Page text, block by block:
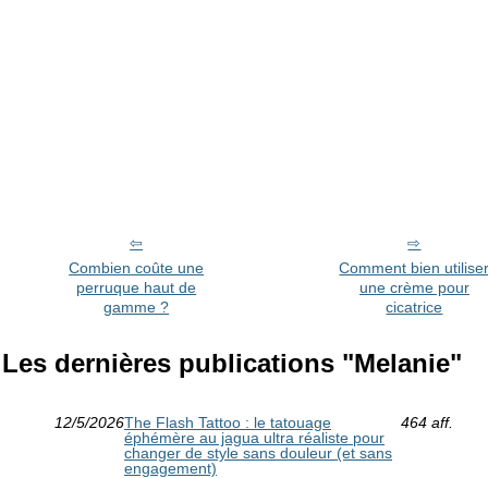
Combien coûte une
perruque haut de
gamme ?
Comment bien
une crème pour
cicatrice
Les dernières publications "Melanie"
12/5/2026The Flash Tattoo : le tatouage
éphémère au jagua ultra réaliste pour
changer de style sans douleur (et sans
engagement)
464 aff.